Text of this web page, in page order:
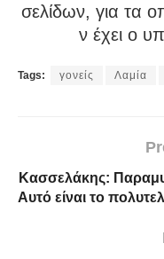
σελίδων, για τα
ν έχει ο
Tags: γονείς Λαμία
Κασσελάκης:
Αυτό είναι το